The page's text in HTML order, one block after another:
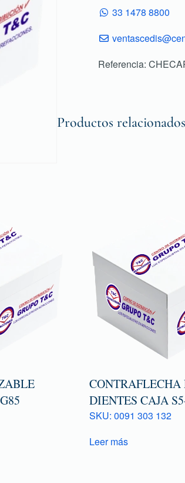
33 1478 8800
Referencia:
Productos relacionados
CONTRAFLECHA
DIENTES CAJA
SKU: 0091 303 132
Leer más